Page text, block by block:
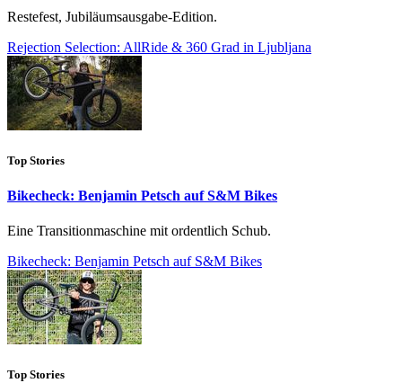
Restefest, Jubiläumsausgabe-Edition.
Rejection Selection: AllRide & 360 Grad in Ljubljana
Top Stories
Bikecheck: Benjamin Petsch auf S&M Bikes
Eine Transitionmaschine mit ordentlich Schub.
Bikecheck: Benjamin Petsch auf S&M Bikes
Top Stories